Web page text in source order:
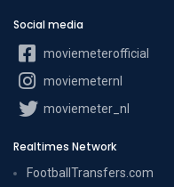
Social media
moviemeterofficial
moviemeternl
moviemeter_nl
Realtimes Network
FootballTransfers.com